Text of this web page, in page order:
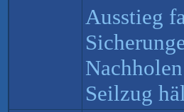
Ausstieg
Seilzug